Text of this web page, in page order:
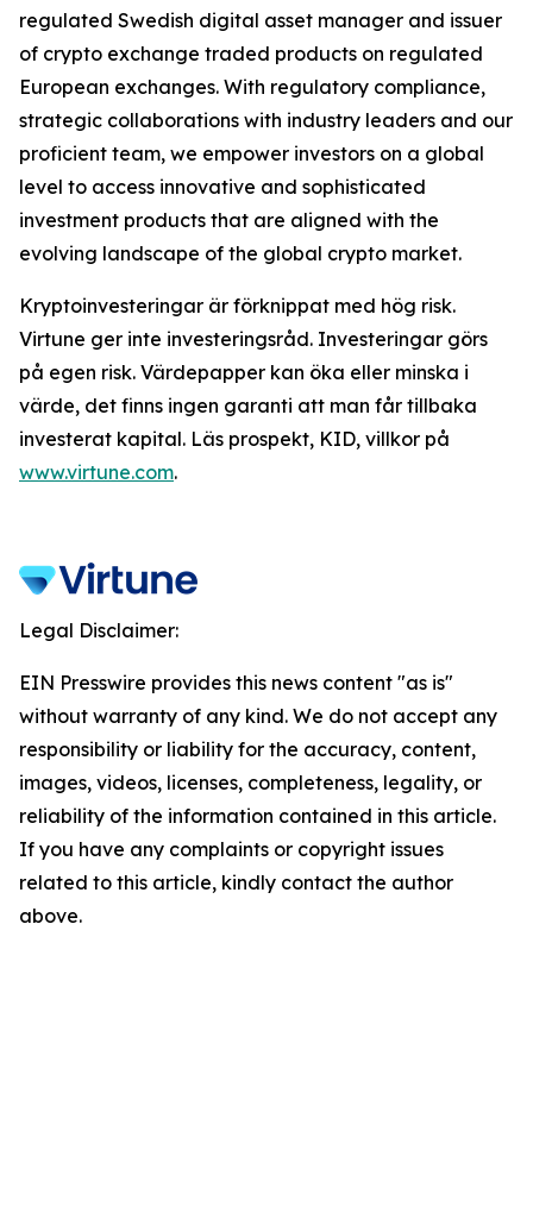
regulated Swedish digital asset manager and issuer
of crypto exchange traded products on regulated
European exchanges. With regulatory compliance,
strategic collaborations with industry leaders and our
proficient team, we empower investors on a global
level to access innovative and sophisticated
investment products that are aligned with the
evolving landscape of the global crypto market.
Kryptoinvesteringar är förknippat med hög risk.
Virtune ger inte investeringsråd. Investeringar görs
på egen risk. Värdepapper kan öka eller minska i
värde, det finns ingen garanti att man får tillbaka
investerat kapital. Läs prospekt, KID, villkor på
www.virtune.com.
Legal Disclaimer:
EIN Presswire provides this news content "as is"
without warranty of any kind. We do not accept any
responsibility or liability for the accuracy, content,
images, videos, licenses, completeness, legality, or
reliability of the information contained in this article.
If you have any complaints or copyright issues
related to this article, kindly contact the author
above.